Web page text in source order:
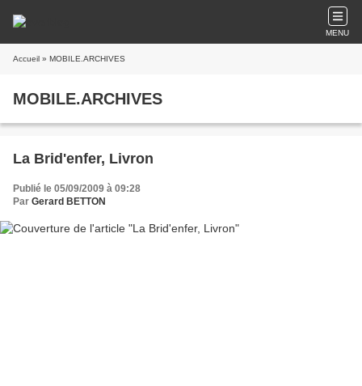
MENU
Accueil » MOBILE.ARCHIVES
MOBILE.ARCHIVES
La Brid'enfer, Livron
Publié le 05/09/2009 à 09:28
Par Gerard BETTON